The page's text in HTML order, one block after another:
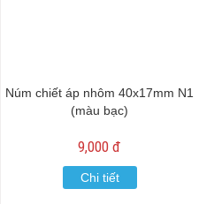
Núm chiết áp nhôm 40x17mm N1
(màu bạc)
9,000 đ
Chi tiết